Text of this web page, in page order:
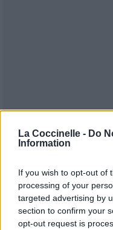
La Coccinelle - Do
Information
If you wish to opt-out of
processing of your
targeted advertising by
section to confirm your
opt-out request is
Publié par Tigrex-Feu
octobre 2024 à 6h12.